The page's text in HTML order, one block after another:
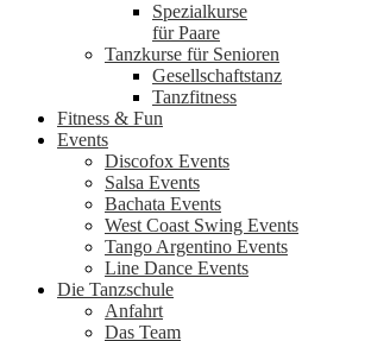
Spezialkurse
für Paare
Tanzkurse für Senioren
Gesellschaftstanz
Tanzfitness
Fitness & Fun
Events
Discofox Events
Salsa Events
Bachata Events
West Coast Swing Events
Tango Argentino Events
Line Dance Events
Die Tanzschule
Anfahrt
Das Team